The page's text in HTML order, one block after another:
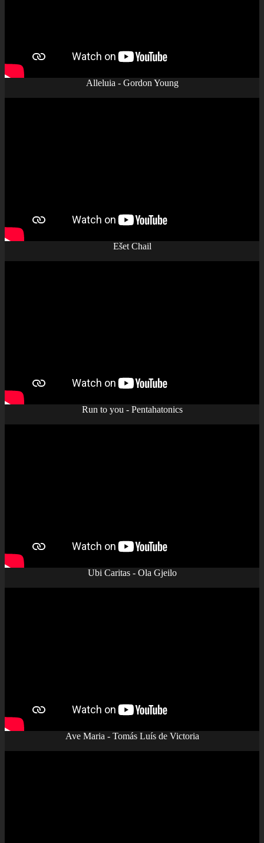
Alleluia - Gordon Young
Ešet Chail
Run to you - Pentahatonics
Ubi Caritas - Ola Gjeilo
Ave Maria - Tomás Luís de Victoria